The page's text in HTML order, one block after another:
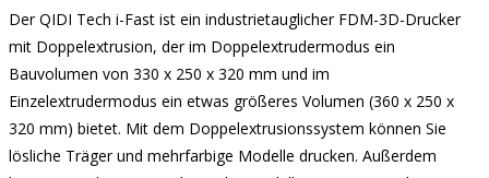
Der QIDI Tech i-Fast ist ein industrietauglicher FDM-3D-Drucker
mit Doppelextrusion, der im Doppelextrudermodus ein
Bauvolumen von 330 x 250 x 320 mm und im
Einzelextrudermodus ein etwas größeres Volumen (360 x 250 x
320 mm) bietet. Mit dem Doppelextrusionssystem können Sie
lösliche Träger und mehrfarbige Modelle drucken. Außerdem